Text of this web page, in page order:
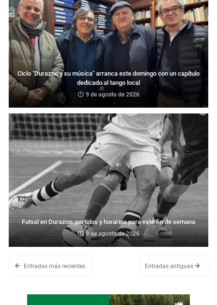
Ciclo "Durazno y su música" arranca este domingo con un capítulo
dedicado al tango local
9 de agosto de 2026
Futsal en Durazno: partidos y horarios para este fin de semana
9 de agosto de 2026
Entradas más recientes Entradas antiguas